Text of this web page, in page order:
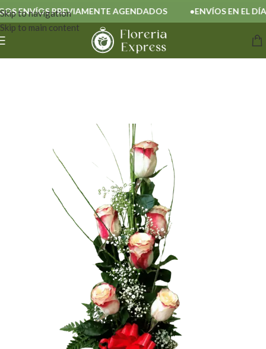
Skip to navigation
Skip to main content
ENVÍOS PREVIAMENTE AGENDADOS ENVÍOS EN EL DÍA